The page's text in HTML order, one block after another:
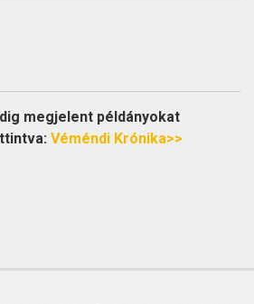
megjelent példányokat
Véméndi Krónika>>